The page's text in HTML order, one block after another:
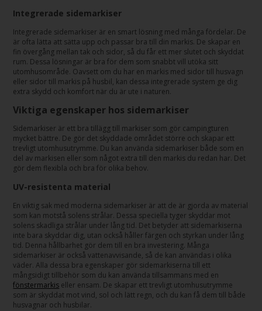
Integrerade sidemarkiser
Integrerade sidemarkiser är en smart lösning med många fördelar. De
är ofta lätta att sätta upp och passar bra till din markis. De skapar en
fin övergång mellan tak och sidor, så du får ett mer slutet och skyddat
rum. Dessa lösningar är bra för dem som snabbt vill utöka sitt
utomhusområde. Oavsett om du har en markis med sidor till husvagn
eller sidor till markis på husbil, kan dessa integrerade system ge dig
extra skydd och komfort när du är ute i naturen.
Viktiga egenskaper hos sidemarkiser
Sidemarkiser är ett bra tillägg till markiser som gör campingturen
mycket bättre. De gör det skyddade området större och skapar ett
trevligt utomhusutrymme. Du kan använda sidemarkiser både som en
del av markisen eller som något extra till den markis du redan har. Det
gör dem flexibla och bra för olika behov.
UV-resistenta material
En viktig sak med moderna sidemarkiser är att de är gjorda av material
som kan motstå solens strålar. Dessa speciella tyger skyddar mot
solens skadliga strålar under lång tid. Det betyder att sidemarkiserna
inte bara skyddar dig, utan också håller färgen och styrkan under lång
tid. Denna hållbarhet gör dem till en bra investering. Många
sidemarkiser är också vattenavvisande, så de kan användas i olika
väder. Alla dessa bra egenskaper gör sidemarkiserna till ett
mångsidigt tillbehör som du kan använda tillsammans med en
fönstermarkis eller ensam. De skapar ett trevligt utomhusutrymme
som är skyddat mot vind, sol och lätt regn, och du kan få dem till både
husvagnar och husbilar.